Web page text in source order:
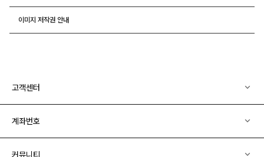
이미지 저작권 안내
고객센터
계좌번호
커뮤니티